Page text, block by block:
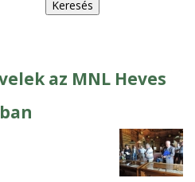
j
n
az MNL Heves